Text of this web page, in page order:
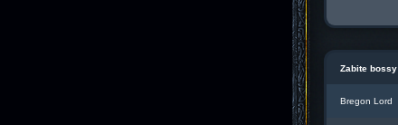
Zabite bossy
Bregon Lord